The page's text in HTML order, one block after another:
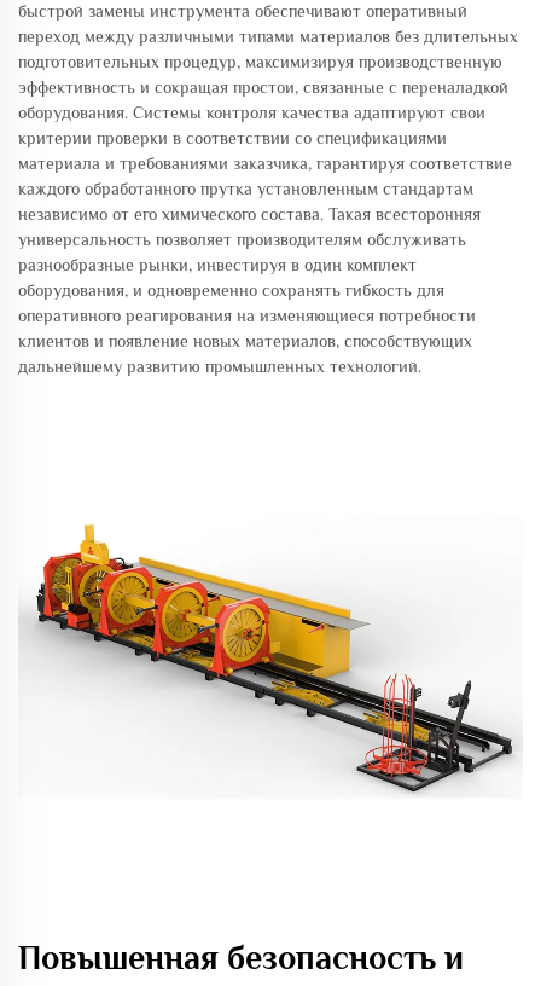
быстрой замены инструмента обеспечивают оперативный
переход между различными типами материалов без длительных
подготовительных процедур, максимизируя производственную
эффективность и сокращая простои, связанные с переналадкой
оборудования. Системы контроля качества адаптируют свои
критерии проверки в соответствии со спецификациями
материала и требованиями заказчика, гарантируя соответствие
каждого обработанного прутка установленным стандартам
независимо от его химического состава. Такая всесторонняя
универсальность позволяет производителям обслуживать
разнообразные рынки, инвестируя в один комплект
оборудования, и одновременно сохранять гибкость для
оперативного реагирования на изменяющиеся потребности
клиентов и появление новых материалов, способствующих
дальнейшему развитию промышленных технологий.
Повышенная безопасность и